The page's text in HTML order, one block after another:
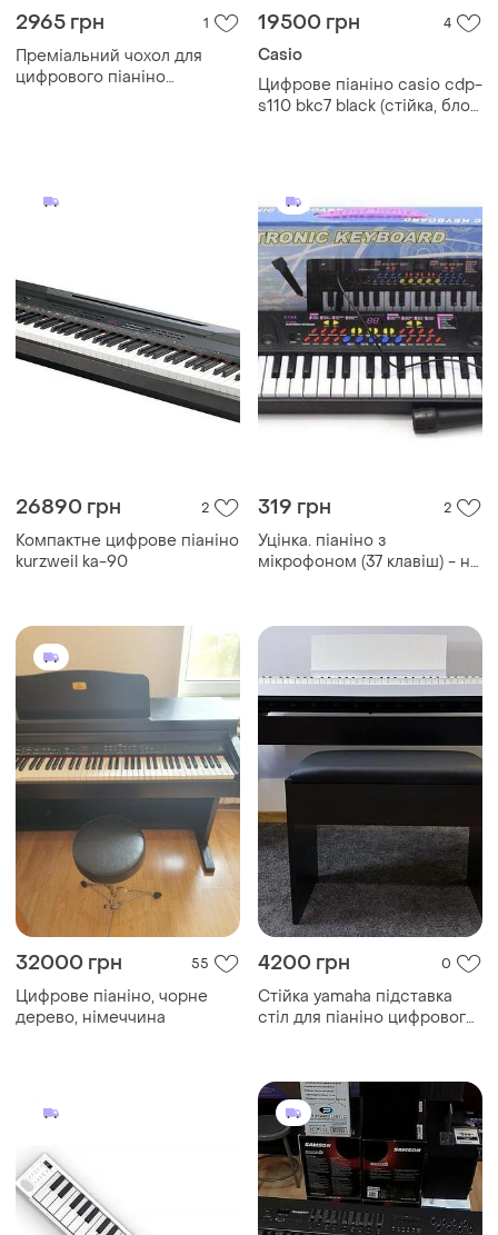
2965 грн 1
Преміальний чохол для
цифрового піаніно
19500 грн 4
Casio
Цифрове піаніно casio cdp-
s110 bkc7 black (стійка, блок
26890 грн 2
Компактне цифрове піаніно
kurzweil ka-90
319 грн 2
Уцінка. піаніно з
мікрофоном (37 клавіш) - не
пластику збоку
32000 грн 55
Цифрове піаніно, чорне
дерево, німеччина
4200 грн 0
Стійка yamaha підставка
стіл для піаніно цифрового